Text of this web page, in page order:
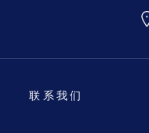
联系我们